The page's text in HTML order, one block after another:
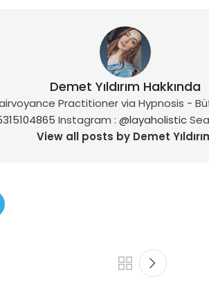
Demet Yıldırım Hakkında
Practitioner via Hypnosis -
Instagram :@layaholistic
View all posts by Demet